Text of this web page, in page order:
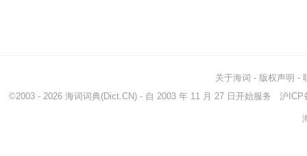
关于海词 - 版权声明 -
©2003 - 2026 海词词典(Dict.CN) - 自 2003 年 11 月 27 日开始服务 沪ICP